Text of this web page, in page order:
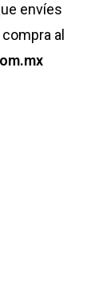
envíes
al